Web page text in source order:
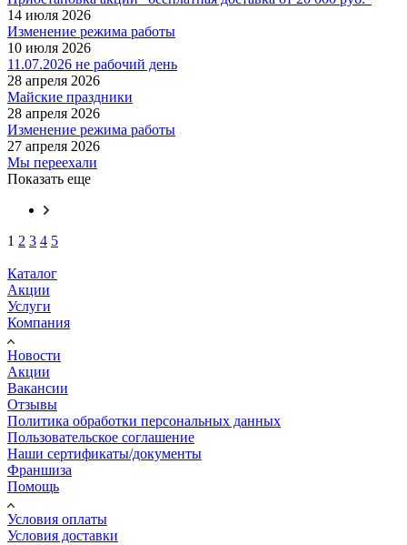
14 июля 2026
Изменение режима работы
10 июля 2026
11.07.2026 не рабочий день
28 апреля 2026
Майские праздники
28 апреля 2026
Изменение режима работы
27 апреля 2026
Мы переехали
Показать еще
1 2 3 4 5
Каталог
Акции
Услуги
Компания
Новости
Акции
Вакансии
Отзывы
Политика обработки персональных данных
Пользовательское соглашение
Наши сертификаты/документы
Франшиза
Помощь
Условия оплаты
Условия доставки